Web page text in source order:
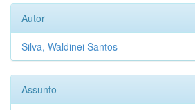
Autor
Silva, Waldinei Santos
Assunto